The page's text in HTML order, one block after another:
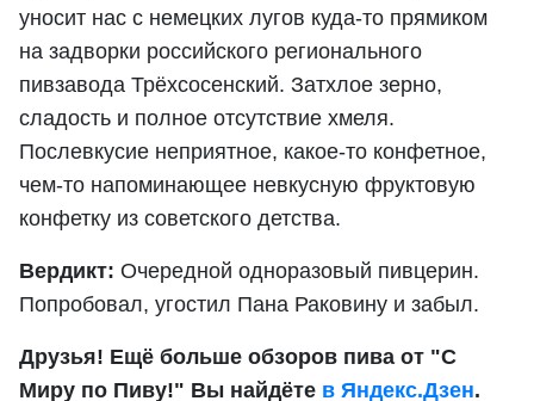
уносит нас с немецких лугов куда-то прямиком
на задворки российского регионального
пивзавода Трёхсосенский. Затхлое зерно,
сладость и полное отсутствие хмеля.
Послевкусие неприятное, какое-то конфетное,
чем-то напоминающее невкусную фруктовую
конфетку из советского детства.
Вердикт: Очередной одноразовый пивцерин.
Попробовал, угостил Пана Раковину и забыл.
Друзья! Ещё больше обзоров пива от "С
Миру по Пиву!" Вы найдёте в Яндекс.Дзен.